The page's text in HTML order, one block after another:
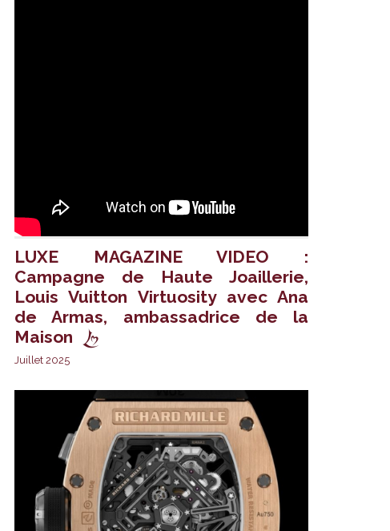
LUXE MAGAZINE VIDEO :
Campagne de Haute Joaillerie,
Louis Vuitton Virtuosity avec Ana
de Armas, ambassadrice de la
Maison
Juillet 2025